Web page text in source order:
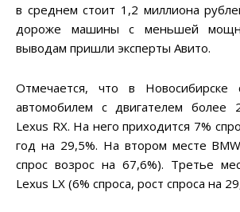
в среднем стоит 1,2 миллиона
дороже машины с меньшей
выводам пришли эксперты Авито.
Отмечается, что в
автомобилем с двигателем более
Lexus RX. На него приходится 7%
год на 29,5%. На втором месте
спрос возрос на 67,6%). Третье
Lexus LX (6% спроса, рост спроса на